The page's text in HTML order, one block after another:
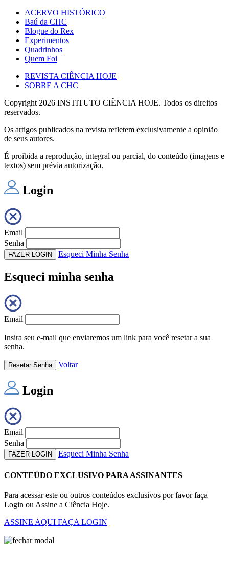
ACERVO HISTÓRICO
Baú da CHC
Blogue do Rex
Experimentos
Quadrinhos
Quem Foi
REVISTA CIÊNCIA HOJE
SOBRE A CHC
Copyright 2026 INSTITUTO CIÊNCIA HOJE. Todos os direitos
reservados.
Os artigos publicados na revista refletem exclusivamente a opinião
de seus autores.
É proibida a reprodução, integral ou parcial, do conteúdo (imagens e
textos) sem prévia autorização.
Login
Email
Senha
FAZER LOGIN Esqueci Minha Senha
Esqueci minha senha
Email
Insira seu e-mail que enviaremos um link para você resetar a sua
senha.
Resetar Senha Voltar
Login
Email
Senha
FAZER LOGIN Esqueci Minha Senha
CONTEÚDO EXCLUSIVO PARA ASSINANTES
Para acessar este ou outros conteúdos exclusivos por favor faça
Login ou Assine a Ciência Hoje.
ASSINE AQUI FAÇA LOGIN